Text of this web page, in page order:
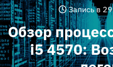
Запись в
Обзор
i5 4570: